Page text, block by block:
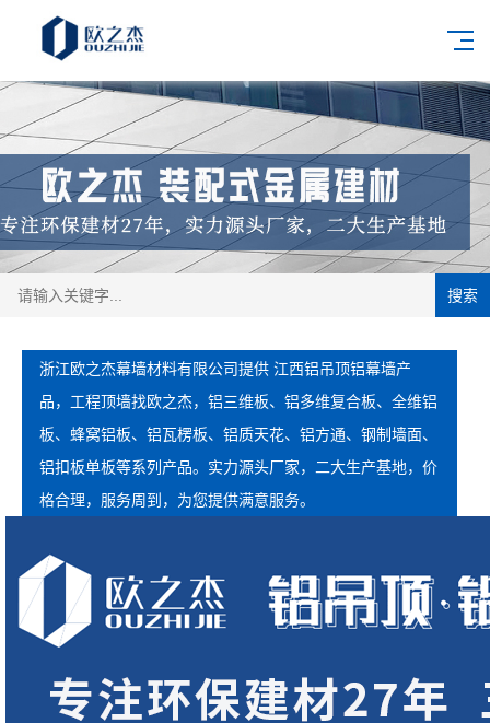
搜索
浙江欧之杰幕墙材料有限公司提供 江西铝吊顶铝幕墙产
品，工程顶墙找欧之杰，铝三维板、铝多维复合板、全维铝
板、蜂窝铝板、铝瓦楞板、铝质天花、铝方通、钢制墙面、
铝扣板单板等系列产品。实力源头厂家，二大生产基地，价
格合理，服务周到，为您提供满意服务。